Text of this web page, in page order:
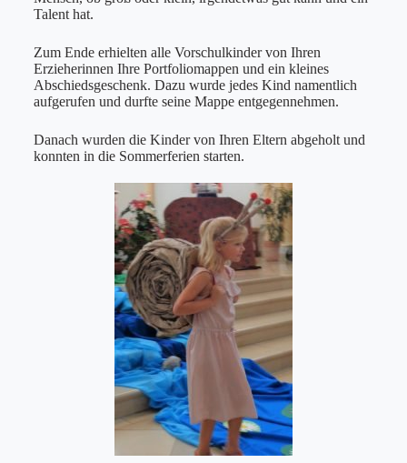
Talent hat.
Zum Ende erhielten alle Vorschulkinder von Ihren
Erzieherinnen Ihre Portfoliomappen und ein kleines
Abschiedsgeschenk. Dazu wurde jedes Kind namentlich
aufgerufen und durfte seine Mappe entgegennehmen.
Danach wurden die Kinder von Ihren Eltern abgeholt und
konnten in die Sommerferien starten.